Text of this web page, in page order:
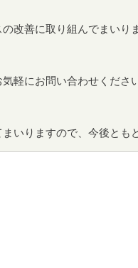
改善に取り組んでまい
軽にお問い合わせくだ
いりますので、今後とも